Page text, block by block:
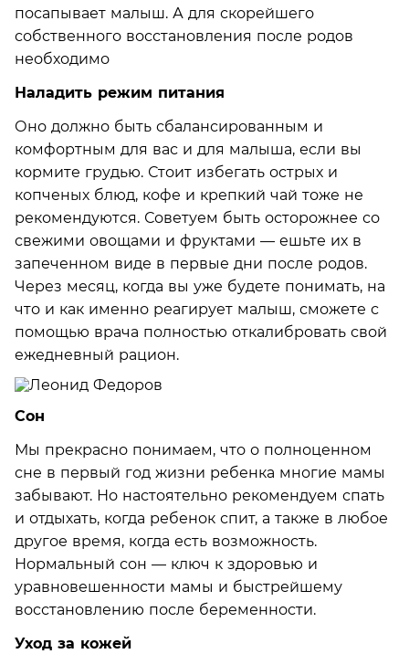
посапывает малыш. А для скорейшего
собственного восстановления после родов
необходимо
Наладить режим питания
Оно должно быть сбалансированным и
комфортным для вас и для малыша, если вы
кормите грудью. Стоит избегать острых и
копченых блюд, кофе и крепкий чай тоже не
рекомендуются. Советуем быть осторожнее со
свежими овощами и фруктами — ешьте их в
запеченном виде в первые дни после родов.
Через месяц, когда вы уже будете понимать, на
что и как именно реагирует малыш, сможете с
помощью врача полностью откалибровать свой
ежедневный рацион.
Сон
Мы прекрасно понимаем, что о полноценном
сне в первый год жизни ребенка многие мамы
забывают. Но настоятельно рекомендуем спать
и отдыхать, когда ребенок спит, а также в любое
другое время, когда есть возможность.
Нормальный сон — ключ к здоровью и
уравновешенности мамы и быстрейшему
восстановлению после беременности.
Уход за кожей